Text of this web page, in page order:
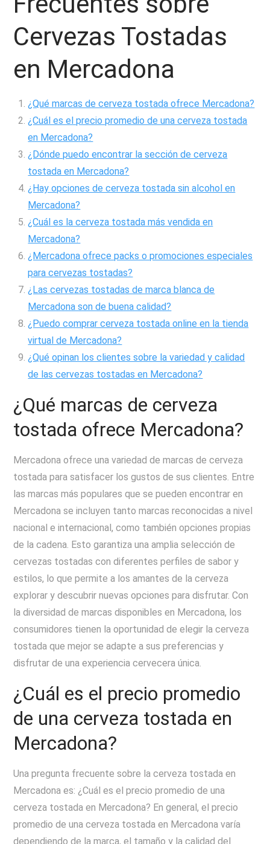
Cervezas Tostadas
en Mercadona
¿Qué marcas de cerveza tostada ofrece Mercadona?
¿Cuál es el precio promedio de una cerveza tostada
en Mercadona?
¿Dónde puedo encontrar la sección de cerveza
tostada en Mercadona?
¿Hay opciones de cerveza tostada sin alcohol en
Mercadona?
¿Cuál es la cerveza tostada más vendida en
Mercadona?
¿Mercadona ofrece packs o promociones especiales
para cervezas tostadas?
¿Las cervezas tostadas de marca blanca de
Mercadona son de buena calidad?
¿Puedo comprar cerveza tostada online en la tienda
virtual de Mercadona?
¿Qué opinan los clientes sobre la variedad y calidad
de las cervezas tostadas en Mercadona?
¿Qué marcas de cerveza
tostada ofrece Mercadona?
Mercadona ofrece una variedad de marcas de cerveza
tostada para satisfacer los gustos de sus clientes. Entre
las marcas más populares que se pueden encontrar en
Mercadona se incluyen tanto marcas reconocidas a nivel
nacional e internacional, como también opciones propias
de la cadena. Esto garantiza una amplia selección de
cervezas tostadas con diferentes perfiles de sabor y
estilos, lo que permite a los amantes de la cerveza
explorar y descubrir nuevas opciones para disfrutar. Con
la diversidad de marcas disponibles en Mercadona, los
consumidores tienen la oportunidad de elegir la cerveza
tostada que mejor se adapte a sus preferencias y
disfrutar de una experiencia cervecera única.
¿Cuál es el precio promedio
de una cerveza tostada en
Mercadona?
Una pregunta frecuente sobre la cerveza tostada en
Mercadona es: ¿Cuál es el precio promedio de una
cerveza tostada en Mercadona? En general, el precio
promedio de una cerveza tostada en Mercadona varía
dependiendo de la marca, el tamaño y la calidad del